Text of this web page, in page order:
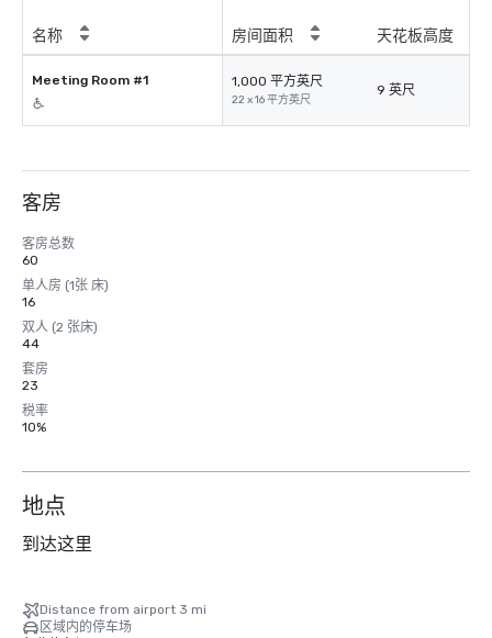
名称 房间面积 天花板高度
Meeting Room #1 1,000 平方英尺
22 x 16 平方英尺
9 英尺
客房
客房总数
60
单人房 (1张 床)
16
双人 (2 张床)
44
套房
23
税率
10%
地点
到达这里
Distance from airport 3 mi
区域内的停车场